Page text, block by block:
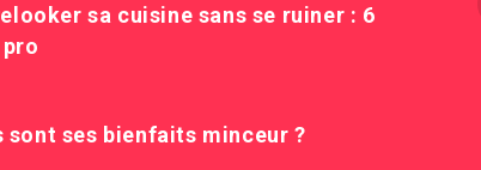
sa cuisine sans se ruiner : 6
sont ses bienfaits minceur ?